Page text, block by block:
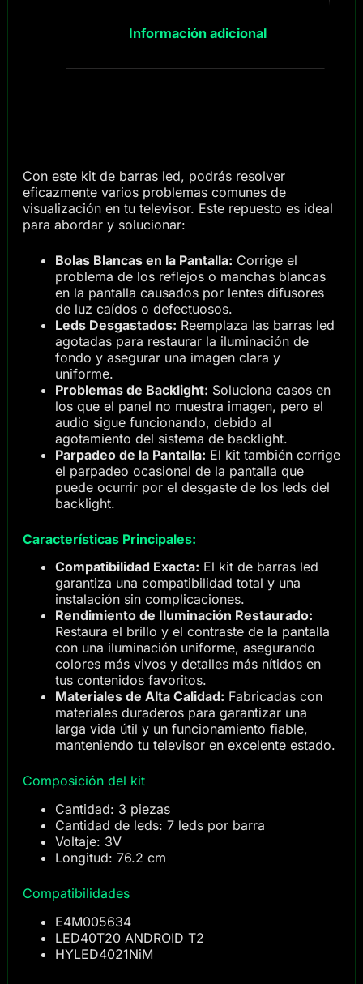
Información adicional
Con este kit de barras led, podrás resolver
eficazmente varios problemas comunes de
visualización en tu televisor. Este repuesto es ideal
para abordar y solucionar:
Bolas Blancas en la Pantalla: Corrige el
problema de los reflejos o manchas blancas
en la pantalla causados por lentes difusores
de luz caídos o defectuosos.
Leds Desgastados: Reemplaza las barras led
agotadas para restaurar la iluminación de
fondo y asegurar una imagen clara y
uniforme.
Problemas de Backlight: Soluciona casos en
los que el panel no muestra imagen, pero el
audio sigue funcionando, debido al
agotamiento del sistema de backlight.
Parpadeo de la Pantalla: El kit también corrige
el parpadeo ocasional de la pantalla que
puede ocurrir por el desgaste de los leds del
backlight.
Características Principales:
Compatibilidad Exacta: El kit de barras led
garantiza una compatibilidad total y una
instalación sin complicaciones.
Rendimiento de Iluminación Restaurado:
Restaura el brillo y el contraste de la pantalla
con una iluminación uniforme, asegurando
colores más vivos y detalles más nítidos en
tus contenidos favoritos.
Materiales de Alta Calidad: Fabricadas con
materiales duraderos para garantizar una
larga vida útil y un funcionamiento fiable,
manteniendo tu televisor en excelente estado.
Composición del kit
Cantidad: 3 piezas
Cantidad de leds: 7 leds por barra
Voltaje: 3V
Longitud: 76.2 cm
Compatibilidades
E4M005634
LED40T20 ANDROID T2
HYLED4021NiM